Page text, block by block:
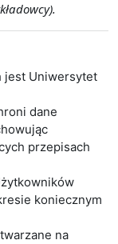
jest Uniwersytet
dane
przepisach
koniecznym
na